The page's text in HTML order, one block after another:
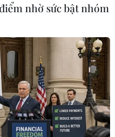
nhờ sức bật nhóm